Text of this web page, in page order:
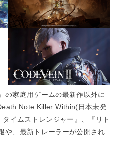
家庭用ゲームの最新作以外に
Note Killer Within(日本未発
イムストレンジャー』、『リト
や、最新トレーラーが公開され